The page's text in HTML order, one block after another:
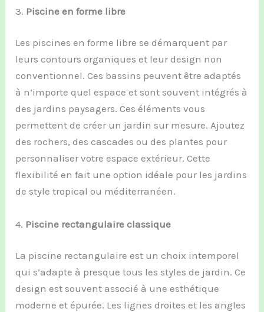
3. Piscine en forme libre
Les piscines en forme libre se démarquent par
leurs contours organiques et leur design non
conventionnel. Ces bassins peuvent être adaptés
à n’importe quel espace et sont souvent intégrés à
des jardins paysagers. Ces éléments vous
permettent de créer un jardin sur mesure. Ajoutez
des rochers, des cascades ou des plantes pour
personnaliser votre espace extérieur. Cette
flexibilité en fait une option idéale pour les jardins
de style tropical ou méditerranéen.
4. Piscine rectangulaire classique
La piscine rectangulaire est un choix intemporel
qui s’adapte à presque tous les styles de jardin. Ce
design est souvent associé à une esthétique
moderne et épurée. Les lignes droites et les angles